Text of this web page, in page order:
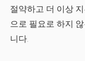
절약하고 더 이상
으로 필요로 하지
니다.